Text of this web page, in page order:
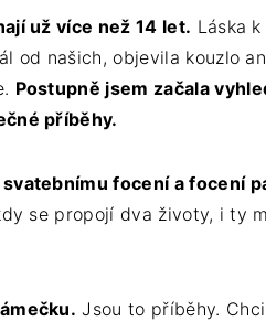
už více než 14 let. Láska
od našich, objevila kouzlo
Postupně jsem začala
příběhy.
focení a focení
se propojí dva životy, i ty
Jsou to příběhy.